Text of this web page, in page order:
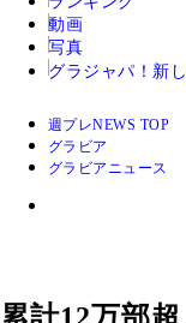
動画
写真
グラジャパ！ 新
週プレNEWS TOP
グラビア
グラビアニュース
累計12万部